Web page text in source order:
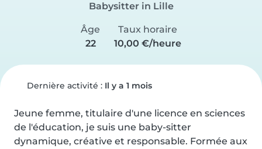
Babysitter in Lille
Âge
22
Taux horaire
10,00 €/heure
Dernière activité : Il y a 1 mois
Jeune femme, titulaire d'une licence en sciences
de l'éducation, je suis une baby-sitter
dynamique, créative et responsable. Formée aux